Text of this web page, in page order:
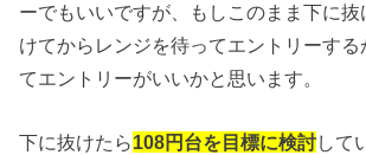
ーでもいいですが、もしこのまま下に抜
けてからレンジを待ってエントリーする
てエントリーがいいかと思います。
下に抜けたら108円台を目標に検討して